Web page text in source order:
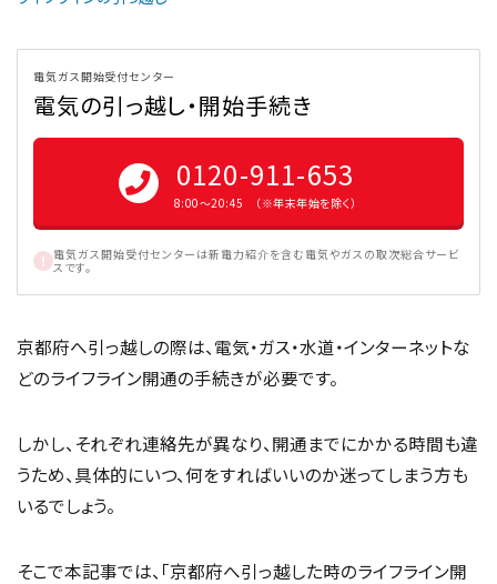
電気ガス開始受付センター
電気の引っ越し・開始手続き
0120-911-653
8:00〜20:45 （※年末年始を除く）
電気ガス開始受付センターは新電力紹介を含む電気やガスの取次総合サービ
スです。
京都府へ引っ越しの際は、電気・ガス・水道・インターネットな
どのライフライン開通の手続きが必要です。
しかし、それぞれ連絡先が異なり、開通までにかかる時間も違
うため、具体的にいつ、何をすればいいのか迷ってしまう方も
いるでしょう。
そこで本記事では、「京都府へ引っ越した時のライフライン開